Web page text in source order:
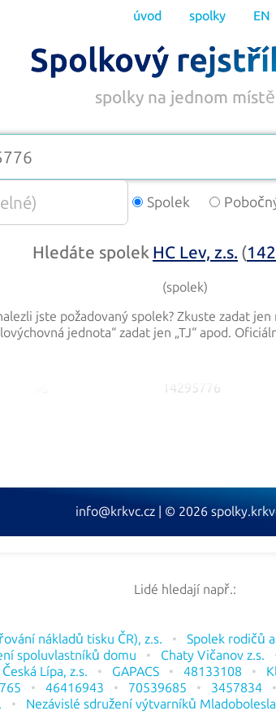
úvod spolky EN
Spolkový
spolky na jednom místě
Spolek
Hledáte spolek HC Lev, z.s. (
(spolek)
jste požadovaný spolek? Zkuste zadat jen
jednota“ zadat jen „TJ“ apod.
info@krkvc.cz | © 2026
Lidé hledají např.:
nákladů tisku ČR), z.s. Spolek rodičů
spoluvlastníků domu Chaty Vičanov z.s.
Lípa, z.s. GAPACS 48133108
46416943 70539685 3457834
Nezávislé sdružení výtvarníků